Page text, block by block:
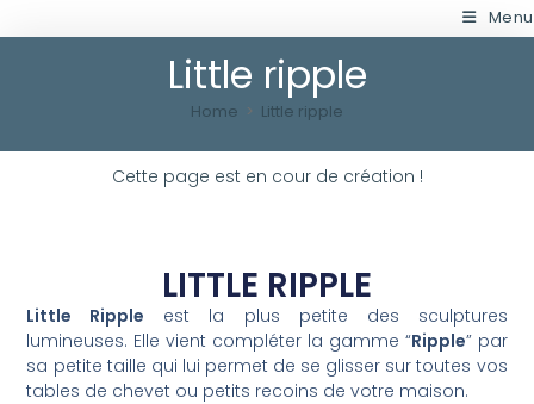
Menu
Little ripple
Home > Little ripple
Cette page est en cour de création !
LITTLE RIPPLE
Little Ripple est la plus petite des sculptures
lumineuses. Elle vient compléter la gamme “Ripple” par
sa petite taille qui lui permet de se glisser sur toutes vos
tables de chevet ou petits recoins de votre maison.